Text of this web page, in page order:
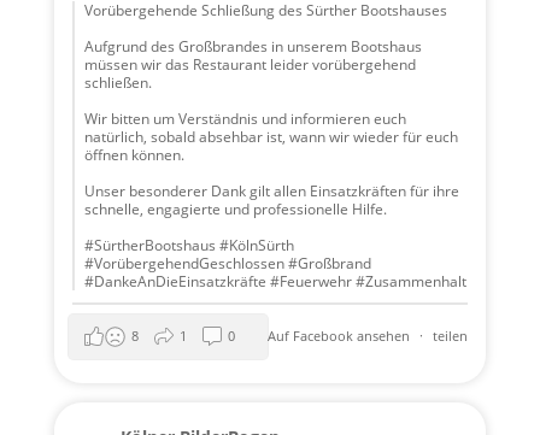
Vorübergehende Schließung des Sürther Bootshauses
Aufgrund des Großbrandes in unserem Bootshaus
müssen wir das Restaurant leider vorübergehend
schließen.
Wir bitten um Verständnis und informieren euch
natürlich, sobald absehbar ist, wann wir wieder für euch
öffnen können.
Unser besonderer Dank gilt allen Einsatzkräften für ihre
schnelle, engagierte und professionelle Hilfe.
#SürtherBootshaus #KölnSürth
#VorübergehendGeschlossen #Großbrand
#DankeAnDieEinsatzkräfte #Feuerwehr #Zusammenhalt
Auf Facebook ansehen · teilen
8 1 0